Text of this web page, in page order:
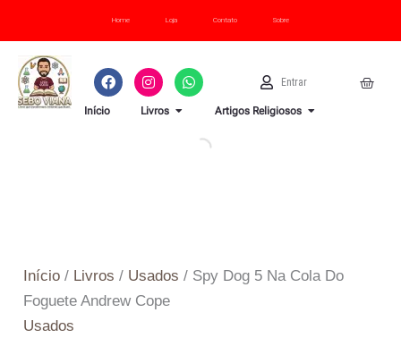
conteúdo
Home Loja Contato Sobre
F
a
e
I
n
t
W
h
Entrar
U
s
e
r
Cart
Início Livros OPEN LIVROS
Artigos Religiosos OPEN
Início / Livros / Usados / Spy Dog 5 Na Cola Do
Foguete Andrew Cope
Usados
5
Na
Cola
quantidade